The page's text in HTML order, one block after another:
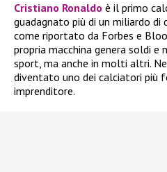
Cristiano Ronaldo è il primo
guadagnato più di un miliardo
come riportato da Forbes e
propria macchina genera soldi
sport, ma anche in molti altri.
diventato uno dei calciatori più
imprenditore.